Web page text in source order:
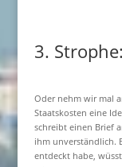
3. Strophe:
Oder nehm wir mal
Staatskosten eine
schreibt einen Brief
ihm unverständlich.
entdeckt habe,